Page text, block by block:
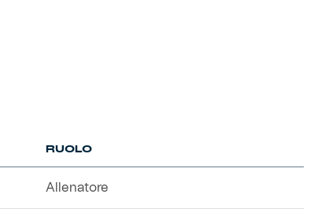
RUOLO
Allenatore